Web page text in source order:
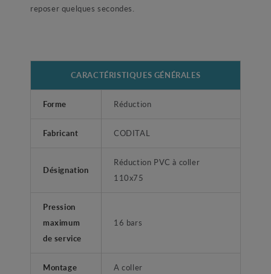
reposer quelques secondes.
CARACTÉRISTIQUES GÉNÉRALES
Forme Réduction
Fabricant CODITAL
Désignation
Réduction PVC à coller
110x75
Pression
maximum
de service
16 bars
Montage A coller